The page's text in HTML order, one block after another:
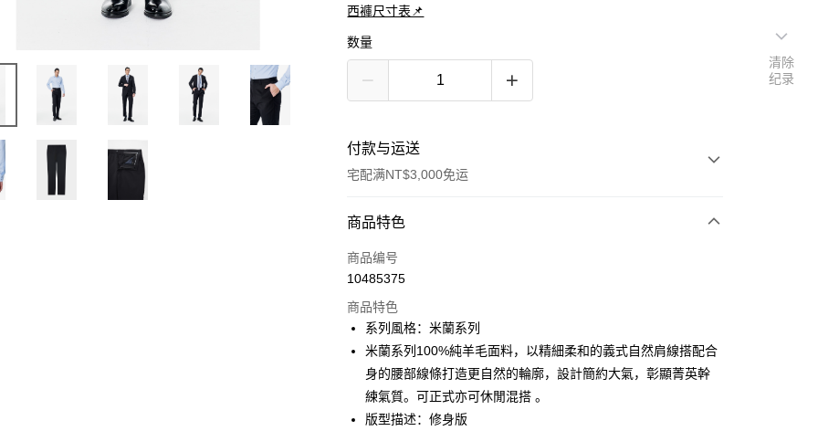
西褲尺寸表📌
数量
付款与运送
宅配满NT$3,000免运
付款方式
信用卡一次付款
3期 0利率，每期NT$864
合作金库商业银行
第一商业银行
华南商业银行
彰化商业银行
国泰世华商业银行
台湾中小企业银行
6期 0利率，每期NT$432 21家银行
合作金库商业银行
第一商业银行
华南商业银行
上海商业储蓄银行
LINE Pay
Apple Pay
商品特色
商品编号
10485375
商品特色
系列風格：米蘭系列
米蘭系列100%純羊毛面料，以精細柔和的義式自然肩線搭配合
身的腰部線條打造更自然的輪廓，設計簡約大氣，彰顯菁英幹
練氣質。可正式亦可休閒混搭 。
版型描述：修身版
清除
纪录